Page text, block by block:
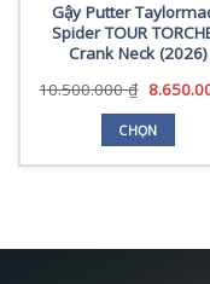
Gậy Putter
Spider TOUR
Crank Neck (2026)
10.500.000₫ Giá
là:
CHỌN